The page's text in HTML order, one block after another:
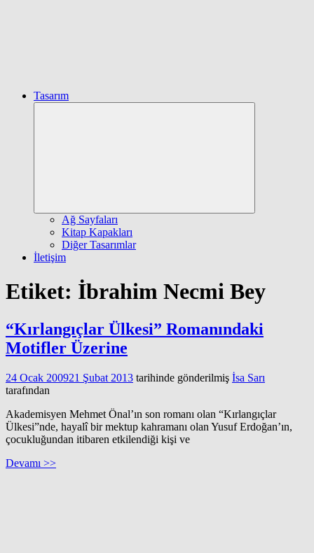
Tasarım
Ağ Sayfaları
Kitap Kapakları
Diğer Tasarımlar
İletişim
Etiket: İbrahim Necmi Bey
“Kırlangıçlar Ülkesi” Romanındaki
Motifler Üzerine
24 Ocak 200921 Şubat 2013 tarihinde gönderilmiş İsa Sarı
tarafından
Akademisyen Mehmet Önal’ın son romanı olan “Kırlangıçlar
Ülkesi”nde, hayalî bir mektup kahramanı olan Yusuf Erdoğan’ın,
çocukluğundan itibaren etkilendiği kişi ve
Devamı >>